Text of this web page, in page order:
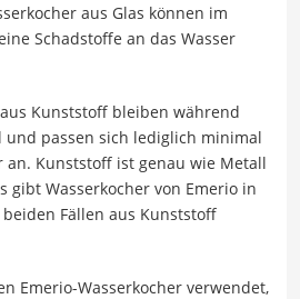
aus Glas können im
Schadstoffe an das Wasser
Kunststoff bleiben während
und passen sich lediglich minimal
Kunststoff ist genau wie Metall
gibt Wasserkocher von Emerio in
Fällen aus Kunststoff
Emerio-Wasserkocher verwendet,